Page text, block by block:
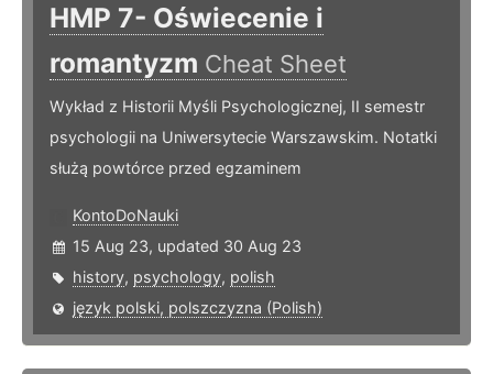
HMP 7- Oświecenie i
romantyzm Cheat Sheet
Wykład z Historii Myśli Psychologicznej, II semestr
psychologii na Uniwersytecie Warszawskim. Notatki
służą powtórce przed egzaminem
KontoDoNauki
15 Aug 23, updated 30 Aug 23
history, psychology, polish
język polski, polszczyzna (Polish)